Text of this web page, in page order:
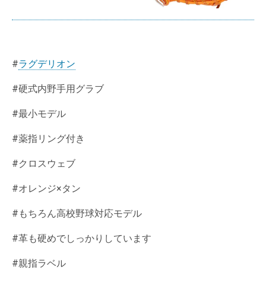
#ラグデリオン
#硬式内野手用グラブ
#最小モデル
#薬指リング付き
#クロスウェブ
#オレンジ×タン
#もちろん高校野球対応モデル
#革も硬めでしっかりしています
#親指ラベル